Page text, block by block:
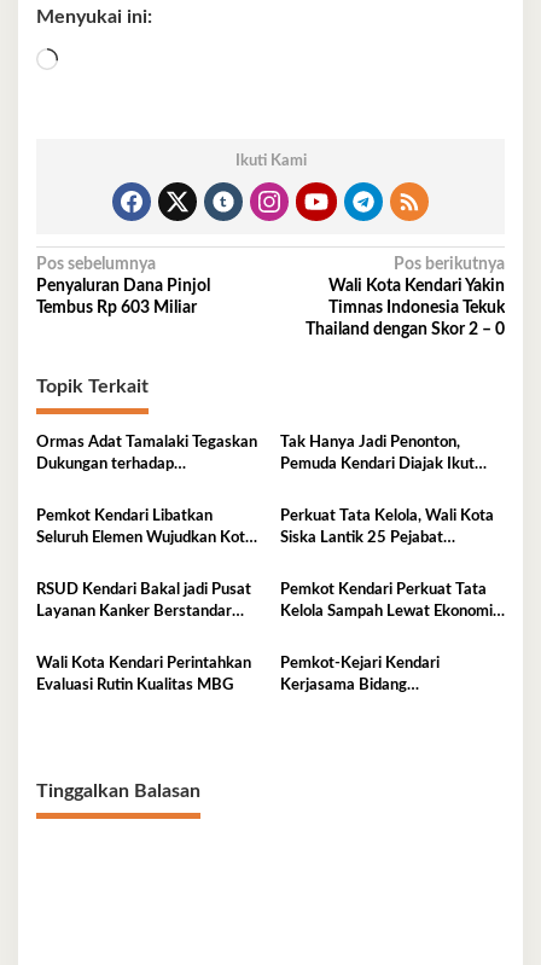
Menyukai ini:
Memuat...
Ikuti Kami
Navigasi
pos
Pos sebelumnya
Penyaluran Dana Pinjol
Tembus Rp 603 Miliar
Pos berikutnya
Wali Kota Kendari Yakin
Timnas Indonesia Tekuk
Thailand dengan Skor 2 – 0
Topik Terkait
Ormas Adat Tamalaki Tegaskan
Dukungan terhadap
Tak Hanya Jadi Penonton,
Pemuda Kendari Diajak Ikut
Pemkot Kendari Libatkan
Seluruh Elemen Wujudkan Kota
Perkuat Tata Kelola, Wali Kota
Siska Lantik 25 Pejabat
RSUD Kendari Bakal jadi Pusat
Layanan Kanker Berstandar
Pemkot Kendari Perkuat Tata
Kelola Sampah Lewat Ekonomi
Wali Kota Kendari Perintahkan
Evaluasi Rutin Kualitas MBG
Pemkot-Kejari Kendari
Kerjasama Bidang
Tinggalkan Balasan